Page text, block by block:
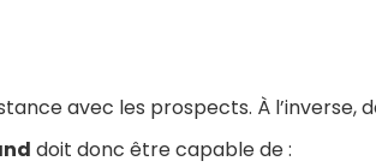
avec les prospects. À l’inverse,
doit donc être capable de :